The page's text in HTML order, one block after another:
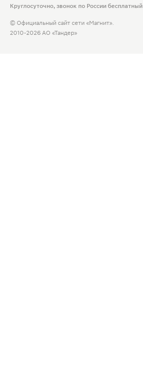
Круглосуточно, звонок по России бесплатный
© Официальный сайт сети «Магнит».
2010-2026 АО «Тандер»